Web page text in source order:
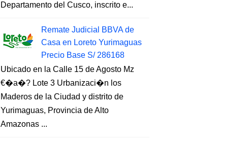
Departamento del Cusco, inscrito e...
Remate Judicial BBVA de
Casa en Loreto Yurimaguas
Precio Base S/ 286168
Ubicado en la Calle 15 de Agosto Mz
€�a�? Lote 3 Urbanizaci�n los
Maderos de la Ciudad y distrito de
Yurimaguas, Provincia de Alto
Amazonas ...